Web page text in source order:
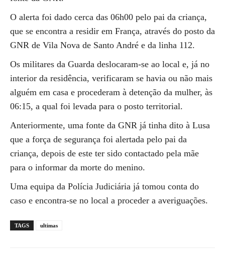
O alerta foi dado cerca das 06h00 pelo pai da criança,
que se encontra a residir em França, através do posto da
GNR de Vila Nova de Santo André e da linha 112.
Os militares da Guarda deslocaram-se ao local e, já no
interior da residência, verificaram se havia ou não mais
alguém em casa e procederam à detenção da mulher, às
06:15, a qual foi levada para o posto territorial.
Anteriormente, uma fonte da GNR já tinha dito à Lusa
que a força de segurança foi alertada pelo pai da
criança, depois de este ter sido contactado pela mãe
para o informar da morte do menino.
Uma equipa da Polícia Judiciária já tomou conta do
caso e encontra-se no local a proceder a averiguações.
TAGS ultimas